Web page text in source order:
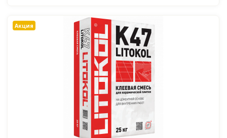
Акция